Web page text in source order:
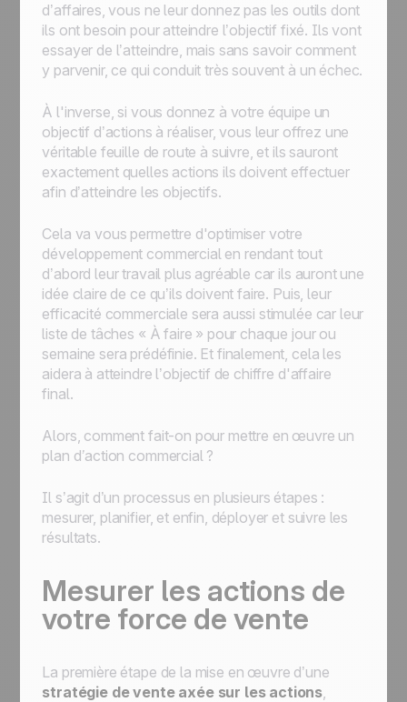
d’affaires, vous ne leur donnez pas les outils dont
ils ont besoin pour atteindre l’objectif fixé. Ils vont
essayer de l’atteindre, mais sans savoir comment
y parvenir, ce qui conduit très souvent à un échec.
À l'inverse, si vous donnez à votre équipe un
objectif d’actions à réaliser, vous leur offrez une
véritable feuille de route à suivre, et ils sauront
exactement quelles actions ils doivent effectuer
afin d’atteindre les objectifs.
Cela va vous permettre d'optimiser votre
développement commercial en rendant tout
d’abord leur travail plus agréable car ils auront une
idée claire de ce qu’ils doivent faire. Puis, leur
efficacité commerciale sera aussi stimulée car leur
liste de tâches « À faire » pour chaque jour ou
semaine sera prédéfinie. Et finalement, cela les
aidera à atteindre l’objectif de chiffre d'affaire
final.
Alors, comment fait-on pour mettre en œuvre un
plan d’action commercial?
Il s’agit d’un processus en plusieurs étapes :
mesurer, planifier, et enfin, déployer et suivre les
résultats.
Mesurer les actions de
votre force de vente
La première étape de la mise en œuvre d’une
stratégie de vente axée sur les actions,